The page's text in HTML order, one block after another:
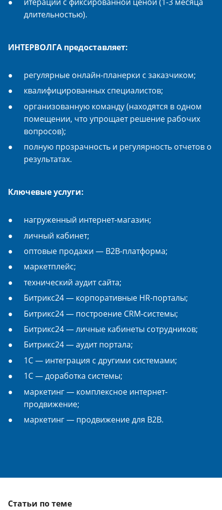
длительностью).
ИНТЕРВОЛГА предоставляет:
регулярные онлайн-планерки с заказчиком;
квалифицированных специалистов;
организованную команду (находятся в одном
помещении, что упрощает решение рабочих
вопросов);
полную прозрачность и регулярность отчетов о
результатах.
Ключевые услуги:
нагруженный интернет-магазин;
личный кабинет;
оптовые продажи — B2B-платформа;
маркетплейс;
технический аудит сайта;
Битрикс24 — корпоративные HR-порталы;
Битрикс24 — построение CRM-системы;
Битрикс24 — личные кабинеты сотрудников;
Битрикс24 — аудит портала;
1С — интеграция с другими системами;
1С — доработка системы;
маркетинг — комплексное интернет-
продвижение;
маркетинг — продвижение для B2B.
Статьи по теме